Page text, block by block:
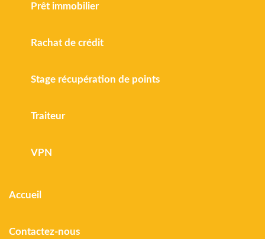
Prêt immobilier
Rachat de crédit
Stage récupération de points
Traiteur
VPN
Accueil
Contactez-nous